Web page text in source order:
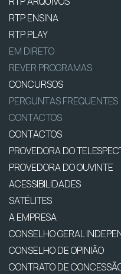
RTP ENSINA
RTP PLAY
EM DIRETO
REVER PROGRAMAS
CONCURSOS
PERGUNTAS FREQUENTES
CONTACTOS
CONTACTOS
PROVEDORA DO
PROVEDORA DO OUVINTE
ACESSIBILIDADES
SATÉLITES
A EMPRESA
CONSELHO GERAL
CONSELHO DE OPINIÃO
CONTRATO DE